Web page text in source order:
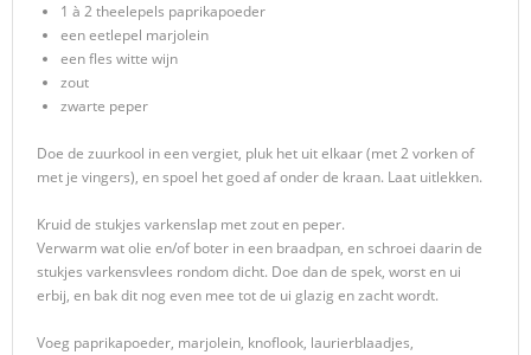
1 à 2 theelepels paprikapoeder
een eetlepel marjolein
een fles witte wijn
zout
zwarte peper
Doe de zuurkool in een vergiet, pluk het uit elkaar (met 2 vorken of
met je vingers), en spoel het goed af onder de kraan. Laat uitlekken.
Kruid de stukjes varkenslap met zout en peper.
Verwarm wat olie en/of boter in een braadpan, en schroei daarin de
stukjes varkensvlees rondom dicht. Doe dan de spek, worst en ui
erbij, en bak dit nog even mee tot de ui glazig en zacht wordt.
Voeg paprikapoeder, marjolein, knoflook, laurierblaadjes,